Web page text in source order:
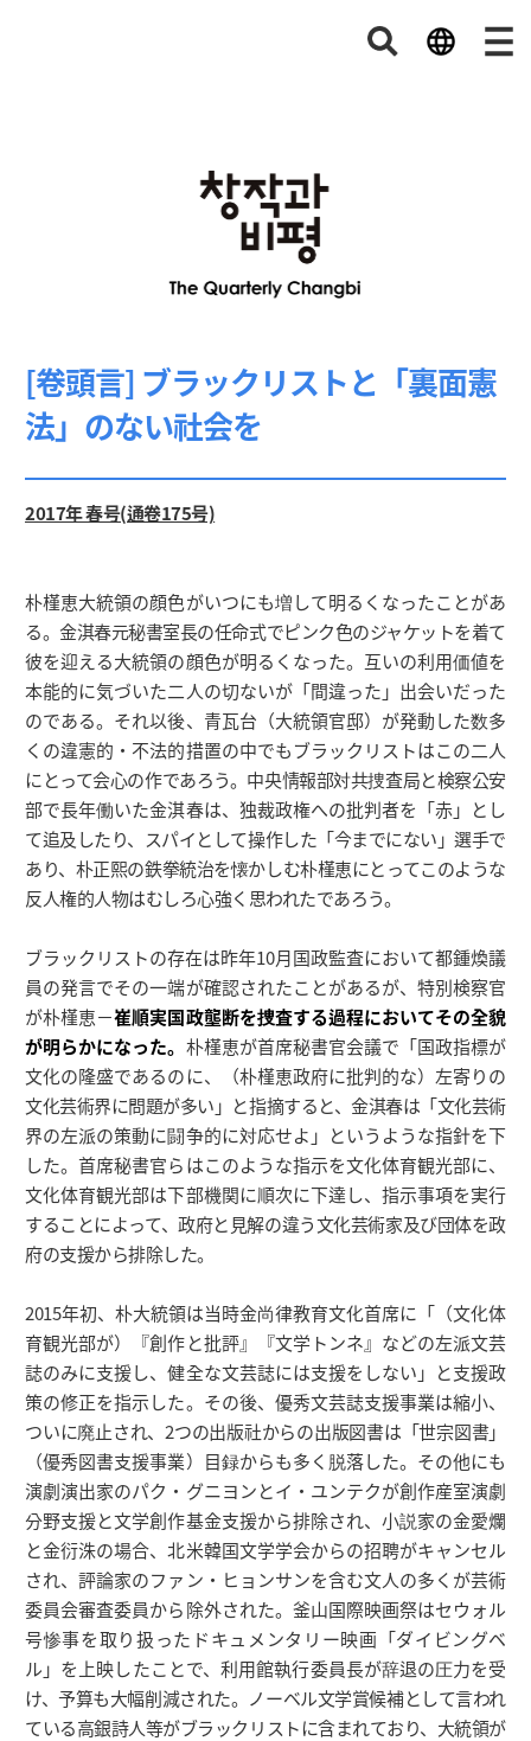
[卷頭言] ブラックリストと「裏面憲
法」のない社会を
2017年 春号(通卷175号)
朴槿恵大統領の顔色がいつにも増して明るくなったことがあ
る。金淇春元秘書室長の任命式でピンク色のジャケットを着て
彼を迎える大統領の顔色が明るくなった。互いの利用価値を
本能的に気づいた二人の切ないが「間違った」出会いだった
のである。それ以後、青瓦台（大統領官邸）が発動した数多
くの違憲的・不法的措置の中でもブラックリストはこの二人
にとって会心の作であろう。中央情報部対共捜査局と検察公安
部で長年働いた金淇春は、独裁政権への批判者を「赤」とし
て追及したり、スパイとして操作した「今までにない」選手で
あり、朴正熙の鉄拳統治を懐かしむ朴槿恵にとってこのような
反人権的人物はむしろ心強く思われたであろう。
ブラックリストの存在は昨年10月国政監査において都鍾煥議
員の発言でその一端が確認されたことがあるが、特別検察官
が朴槿恵－崔順実国政壟断を捜査する過程においてその全貌
が明らかになった。 朴槿恵が首席秘書官会議で「国政指標が
文化の隆盛であるのに、（朴槿恵政府に批判的な）左寄りの
文化芸術界に問題が多い」と指摘すると、金淇春は「文化芸術
界の左派の策動に闘争的に対応せよ」というような指針を下
した。首席秘書官らはこのような指示を文化体育観光部に、
文化体育観光部は下部機関に順次に下達し、指示事項を実行
することによって、政府と見解の違う文化芸術家及び団体を政
府の支援から排除した。
2015年初、朴大統領は当時金尚律教育文化首席に「（文化体
育観光部が）『創作と批評』『文学トンネ』などの左派文芸
誌のみに支援し、健全な文芸誌には支援をしない」と支援政
策の修正を指示した。その後、優秀文芸誌支援事業は縮小、
ついに廃止され、2つの出版社からの出版図書は「世宗図書」
（優秀図書支援事業）目録からも多く脱落した。その他にも
演劇演出家のパク・グニヨンとイ・ユンテクが創作産室演劇
分野支援と文学創作基金支援から排除され、小説家の金愛爛
と金衍洙の場合、北米韓国文学学会からの招聘がキャンセル
され、評論家のファン・ヒョンサンを含む文人の多くが芸術
委員会審査委員から除外された。釜山国際映画祭はセウォル
号惨事を取り扱ったドキュメンタリー映画「ダイビングベ
ル」を上映したことで、利用館執行委員長が辞退の圧力を受
け、予算も大幅削減された。ノーベル文学賞候補として言われ
ている高銀詩人等がブラックリストに含まれており、大統領が